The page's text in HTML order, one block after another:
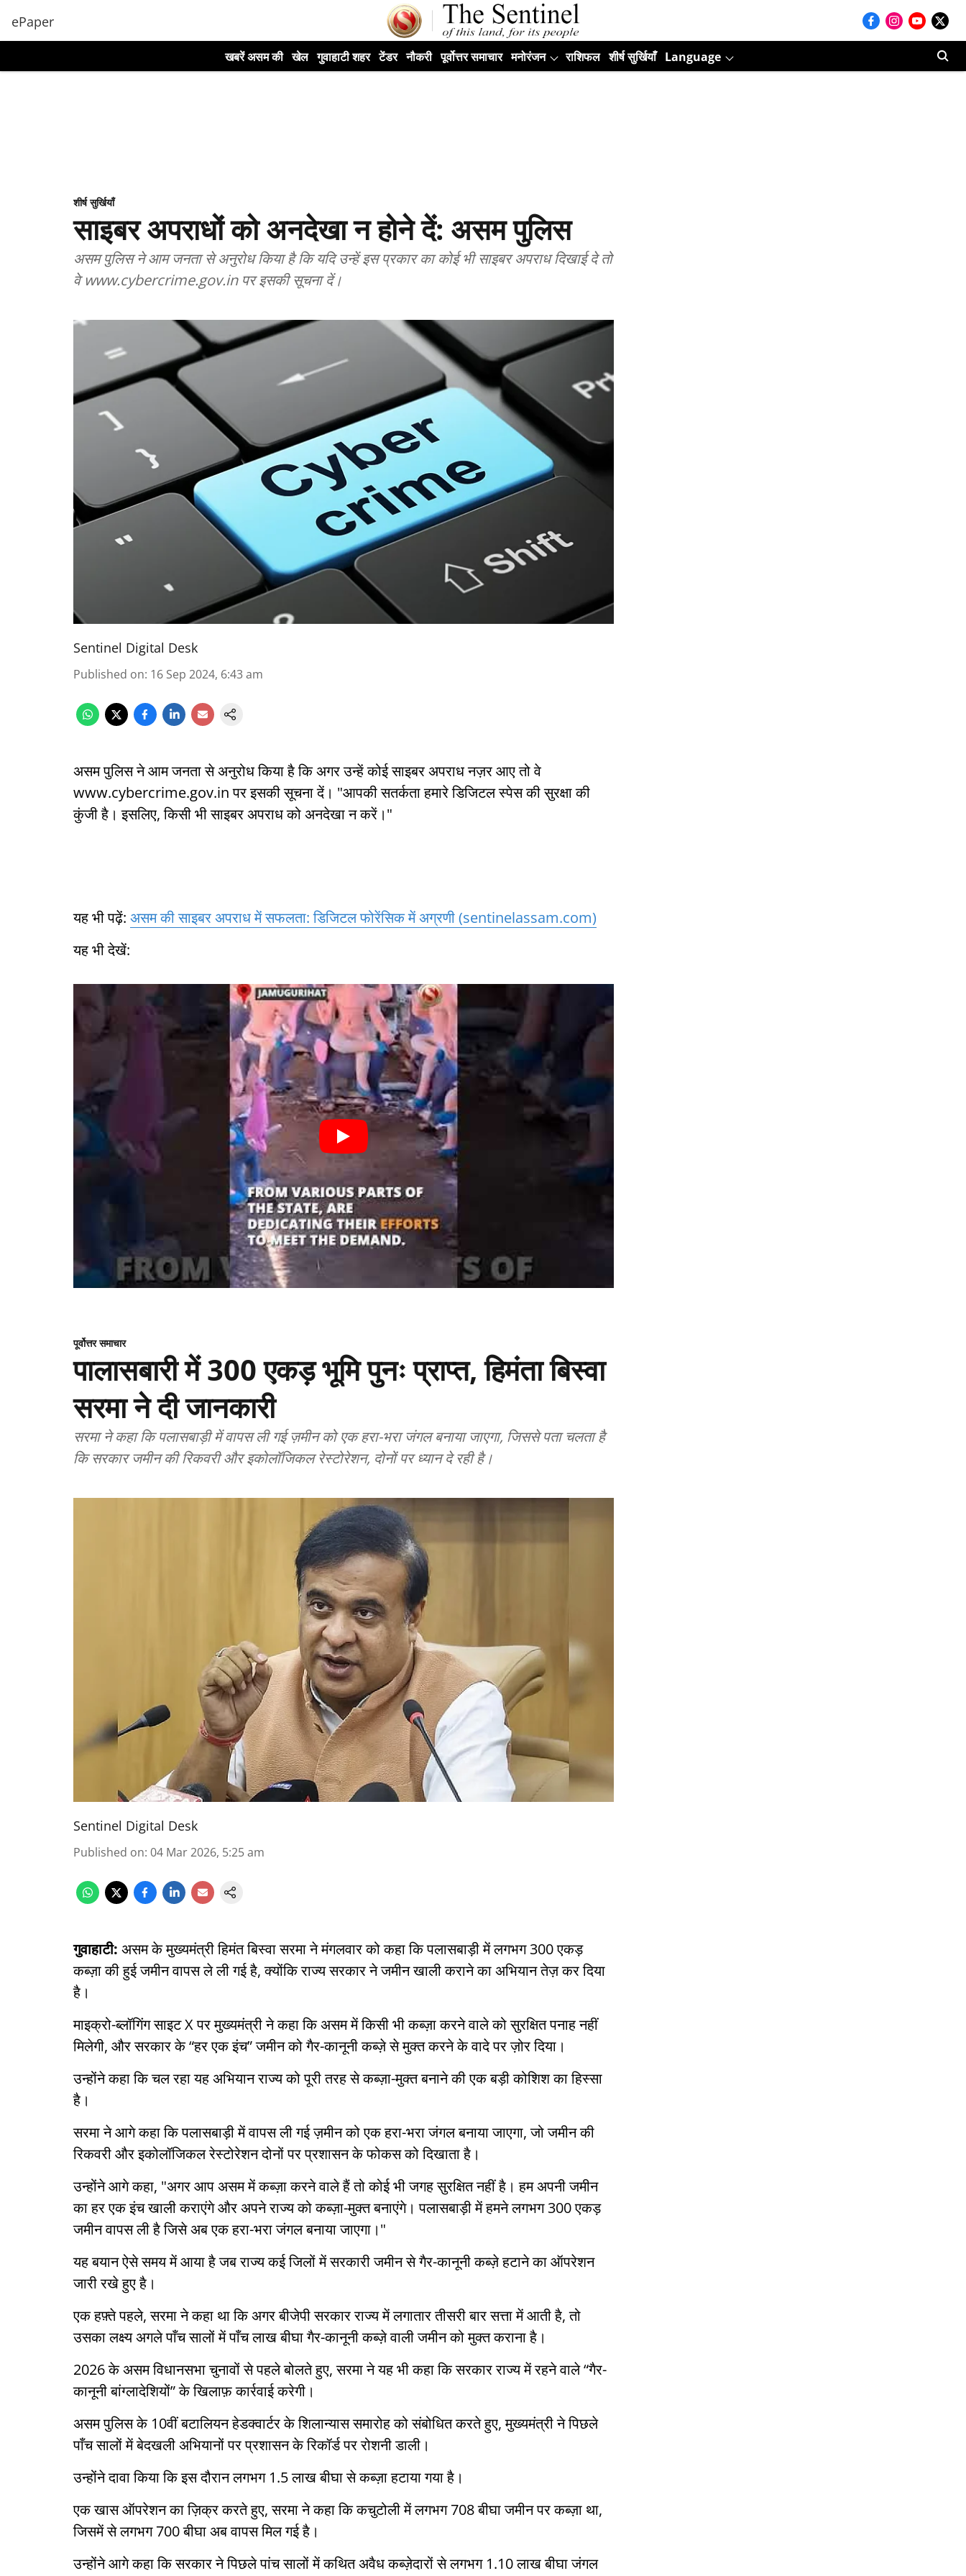
ePaper
खबरें असम की खेल गुवाहाटी शहर टेंडर नौकरी पूर्वोत्तर समाचार मनोरंजन राशिफल शीर्ष सुर्खियाँ Language
शीर्ष सुर्खियाँ
साइबर अपराधों को अनदेखा न होने दें: असम पुलिस
असम पुलिस ने आम जनता से अनुरोध किया है कि यदि उन्हें इस प्रकार का कोई भी साइबर अपराध दिखाई दे तो
वे www.cybercrime.gov.in पर इसकी सूचना दें।
Sentinel Digital Desk
Published on: 16 Sep 2024, 6:43 am
असम पुलिस ने आम जनता से अनुरोध किया है कि अगर उन्हें कोई साइबर अपराध नज़र आए तो वे
www.cybercrime.gov.in पर इसकी सूचना दें। "आपकी सतर्कता हमारे डिजिटल स्पेस की सुरक्षा की
कुंजी है। इसलिए, किसी भी साइबर अपराध को अनदेखा न करें।"
यह भी पढ़ें: असम की साइबर अपराध में सफलता: डिजिटल फोरेंसिक में अग्रणी (sentinelassam.com)
यह भी देखें:
पूर्वोत्तर समाचार
पालासबारी में 300 एकड़ भूमि पुनः प्राप्त, हिमंता बिस्वा
सरमा ने दी जानकारी
सरमा ने कहा कि पलासबाड़ी में वापस ली गई ज़मीन को एक हरा-भरा जंगल बनाया जाएगा, जिससे पता चलता है
कि सरकार जमीन की रिकवरी और इकोलॉजिकल रेस्टोरेशन, दोनों पर ध्यान दे रही है।
Sentinel Digital Desk
Published on: 04 Mar 2026, 5:25 am
गुवाहाटी: असम के मुख्यमंत्री हिमंत बिस्वा सरमा ने मंगलवार को कहा कि पलासबाड़ी में लगभग 300 एकड़
कब्ज़ा की हुई जमीन वापस ले ली गई है, क्योंकि राज्य सरकार ने जमीन खाली कराने का अभियान तेज़ कर दिया
है।
माइक्रो-ब्लॉगिंग साइट X पर मुख्यमंत्री ने कहा कि असम में किसी भी कब्ज़ा करने वाले को सुरक्षित पनाह नहीं
मिलेगी, और सरकार के “हर एक इंच” जमीन को गैर-कानूनी कब्ज़े से मुक्त करने के वादे पर ज़ोर दिया।
उन्होंने कहा कि चल रहा यह अभियान राज्य को पूरी तरह से कब्ज़ा-मुक्त बनाने की एक बड़ी कोशिश का हिस्सा
है।
सरमा ने आगे कहा कि पलासबाड़ी में वापस ली गई ज़मीन को एक हरा-भरा जंगल बनाया जाएगा, जो जमीन की
रिकवरी और इकोलॉजिकल रेस्टोरेशन दोनों पर प्रशासन के फोकस को दिखाता है।
उन्होंने आगे कहा, "अगर आप असम में कब्ज़ा करने वाले हैं तो कोई भी जगह सुरक्षित नहीं है। हम अपनी जमीन
का हर एक इंच खाली कराएंगे और अपने राज्य को कब्ज़ा-मुक्त बनाएंगे। पलासबाड़ी में हमने लगभग 300 एकड़
जमीन वापस ली है जिसे अब एक हरा-भरा जंगल बनाया जाएगा।"
यह बयान ऐसे समय में आया है जब राज्य कई जिलों में सरकारी जमीन से गैर-कानूनी कब्ज़े हटाने का ऑपरेशन
जारी रखे हुए है।
एक हफ़्ते पहले, सरमा ने कहा था कि अगर बीजेपी सरकार राज्य में लगातार तीसरी बार सत्ता में आती है, तो
उसका लक्ष्य अगले पाँच सालों में पाँच लाख बीघा गैर-कानूनी कब्ज़े वाली जमीन को मुक्त कराना है।
2026 के असम विधानसभा चुनावों से पहले बोलते हुए, सरमा ने यह भी कहा कि सरकार राज्य में रहने वाले “गैर-
कानूनी बांग्लादेशियों” के खिलाफ़ कार्रवाई करेगी।
असम पुलिस के 10वीं बटालियन हेडक्वार्टर के शिलान्यास समारोह को संबोधित करते हुए, मुख्यमंत्री ने पिछले
पाँच सालों में बेदखली अभियानों पर प्रशासन के रिकॉर्ड पर रोशनी डाली।
उन्होंने दावा किया कि इस दौरान लगभग 1.5 लाख बीघा से कब्ज़ा हटाया गया है।
एक खास ऑपरेशन का ज़िक्र करते हुए, सरमा ने कहा कि कचुटोली में लगभग 708 बीघा जमीन पर कब्ज़ा था,
जिसमें से लगभग 700 बीघा अब वापस मिल गई है।
उन्होंने आगे कहा कि सरकार ने पिछले पांच सालों में कथित अवैध कब्ज़ेदारों से लगभग 1.10 लाख बीघा जंगल